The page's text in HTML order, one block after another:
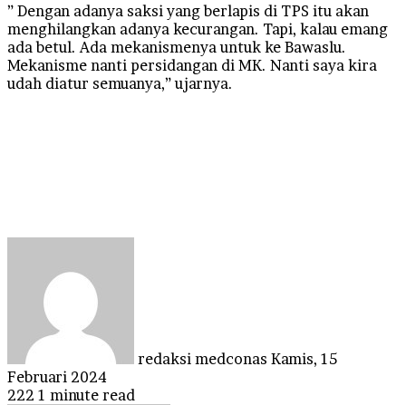
” Dengan adanya saksi yang berlapis di TPS itu akan
menghilangkan adanya kecurangan. Tapi, kalau emang
ada betul. Ada mekanismenya untuk ke Bawaslu.
Mekanisme nanti persidangan di MK. Nanti saya kira
udah diatur semuanya,” ujarnya.
redaksi medconas Kamis, 15
Februari 2024
222 1 minute read